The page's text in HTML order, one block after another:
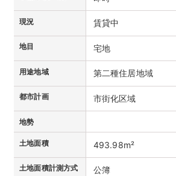
現況 賃貸中
地目 宅地
用途地域 第二種住居地域
都市計画 市街化区域
地勢
土地面積 493.98m²
土地面積計測方式 公簿